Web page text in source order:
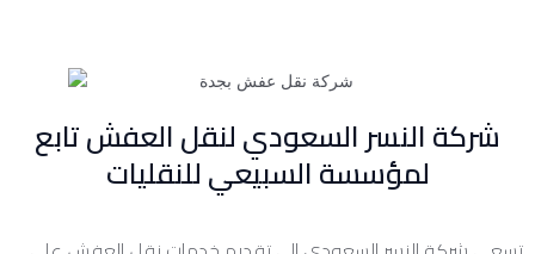
شركة النسر السعودي لنقل العفش تابع
لمؤسسة السبيعي للنقليات